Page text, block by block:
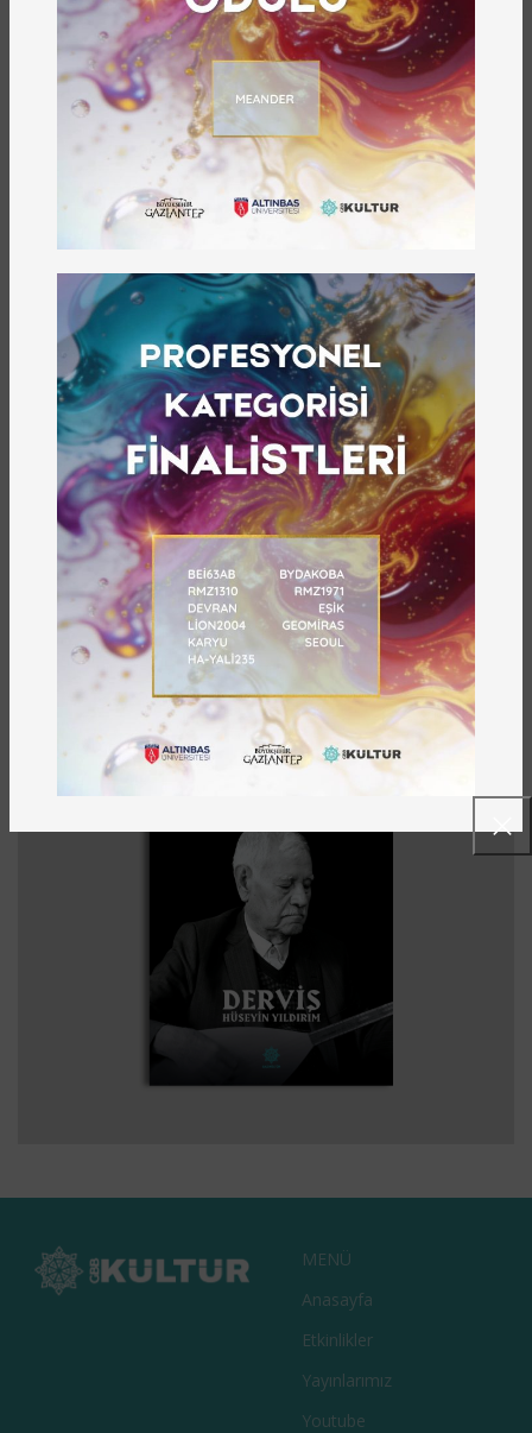
Gaziantep şehir kültürünün temel taşlarından
olan Gaziantep ağzı göz bebeğimizdir.
Gaziantepli meramını kendi öz kaynağından
beslenen Gaziantep ağzı ile anlatır. Şehir
kültürünü bu temel unsur ile korur ve yaşatır. Bu
kitapta Gaziantep ağzını hikâyeleri aracılığıyla
kayıt altına almaktadır. Bu hikâyeler Gaziantep
ağzını tozlu raflardan kurtararak geleceğe
taşımaktadır.
Sonraki Önceki
ÖNE ÇIKANLAR
BARAKNAĞME – BIR BARAK OZANININ
MENÜ
Anasayfa
Etkinlikler
Yayınlarımız
Youtube